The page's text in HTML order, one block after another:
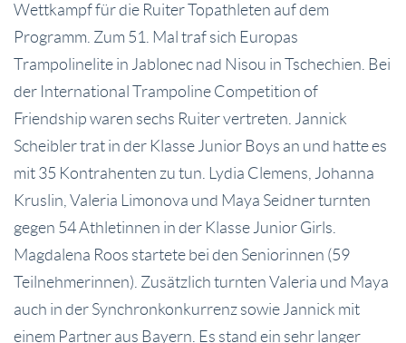
Wettkampf für die Ruiter Topathleten auf dem
Programm. Zum 51. Mal traf sich Europas
Trampolinelite in Jablonec nad Nisou in Tschechien. Bei
der International Trampoline Competition of
Friendship waren sechs Ruiter vertreten. Jannick
Scheibler trat in der Klasse Junior Boys an und hatte es
mit 35 Kontrahenten zu tun. Lydia Clemens, Johanna
Kruslin, Valeria Limonova und Maya Seidner turnten
gegen 54 Athletinnen in der Klasse Junior Girls.
Magdalena Roos startete bei den Seniorinnen (59
Teilnehmerinnen). Zusätzlich turnten Valeria und Maya
auch in der Synchronkonkurrenz sowie Jannick mit
einem Partner aus Bayern. Es stand ein sehr langer